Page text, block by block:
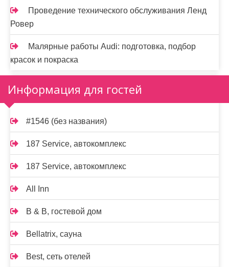
Проведение технического обслуживания Ленд
Ровер
Малярные работы Audi: подготовка, подбор
красок и покраска
Информация для гостей
#1546 (без названия)
187 Service, автокомплекс
187 Service, автокомплекс
All Inn
B & B, гостевой дом
Bellatrix, сауна
Best, сеть отелей